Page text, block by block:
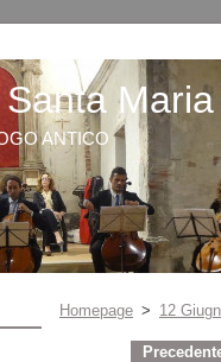
ANTICO
Homepage > 12